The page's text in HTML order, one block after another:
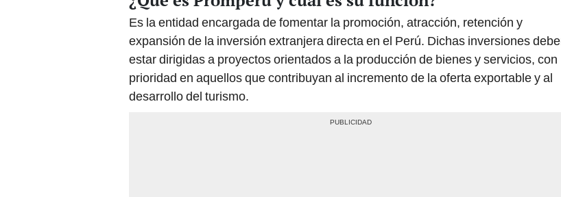
expansión de la inversión extranjera directa en el Perú. Dichas inversiones deben
estar dirigidas a proyectos orientados a la producción de bienes y servicios, con
prioridad en aquellos que contribuyan al incremento de la oferta exportable y al
desarrollo del turismo.